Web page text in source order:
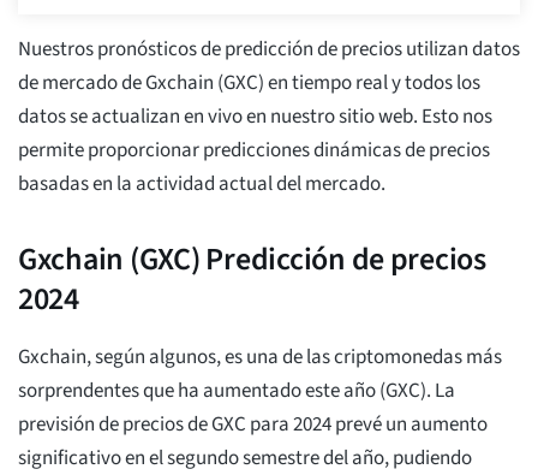
Nuestros pronósticos de predicción de precios utilizan datos
de mercado de Gxchain (GXC) en tiempo real y todos los
datos se actualizan en vivo en nuestro sitio web. Esto nos
permite proporcionar predicciones dinámicas de precios
basadas en la actividad actual del mercado.
Gxchain (GXC) Predicción de precios
2024
Gxchain, según algunos, es una de las criptomonedas más
sorprendentes que ha aumentado este año (GXC). La
previsión de precios de GXC para 2024 prevé un aumento
significativo en el segundo semestre del año, pudiendo